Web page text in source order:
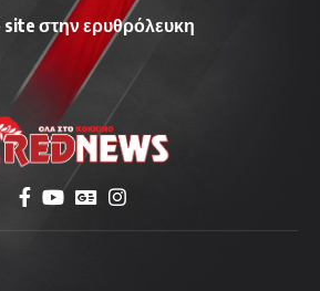
site στην ερυθρόλευκη